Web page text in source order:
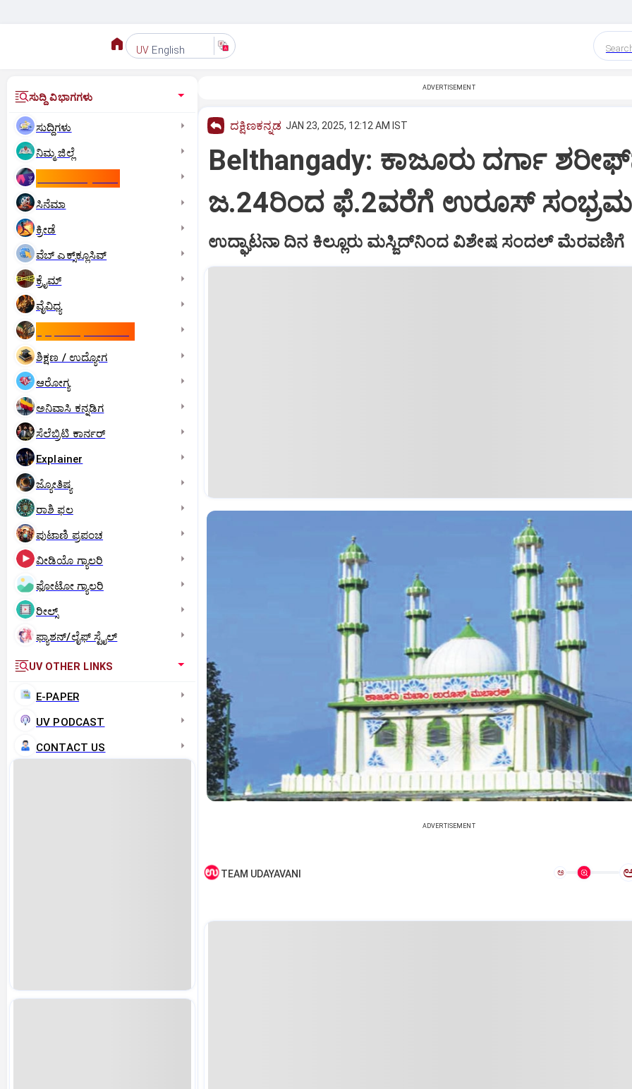
UV English
ಸುದ್ದಿ ವಿಭಾಗಗಳು
ಸುದ್ದಿಗಳು
ನಿಮ್ಮ ಜಿಲ್ಲೆ
ಸಿನೆಮಾ
ಕ್ರೀಡೆ
ವೆಬ್ ಎಕ್ಸ್‌ಕ್ಲೂಸಿವ್
ಕ್ರೈಮ್
ವೈವಿಧ್ಯ
ಶಿಕ್ಷಣ / ಉದ್ಯೋಗ
ಆರೋಗ್ಯ
ಅನಿವಾಸಿ ಕನ್ನಡಿಗ
ಸೆಲೆಬ್ರಿಟಿ ಕಾರ್ನರ್‌
Explainer
ಜ್ಯೋತಿಷ್ಯ
ರಾಶಿ ಫಲ
ಪುಟಾಣಿ ಪ್ರಪಂಚ
ವೀಡಿಯೊ ಗ್ಯಾಲರಿ
ಫೋಟೋ ಗ್ಯಾಲರಿ
ರೀಲ್ಸ್
ಫ್ಯಾಶನ್/ಲೈಫ್‌ ಸ್ಟೈಲ್
UV OTHER LINKS
E-PAPER
UV PODCAST
CONTACT US
ADVERTISEMENT
ದಕ್ಷಿಣಕನ್ನಡ JAN 23, 2025, 12:12 AM IST
Belthangady: ಕಾಜೂರು ದರ್ಗಾ
ಜ.24ರಿಂದ ಫೆ.2ವರೆಗೆ ಉರೂಸ್‌ ಸಂಭ್ರಮ
ಉದ್ಘಾಟನಾ ದಿನ ಕಿಲ್ಲೂರು ಮಸ್ಜಿದ್‌ನಿಂದ ವಿಶೇಷ ಸಂದಲ್‌ ಮೆರವಣಿಗೆ
ADVERTISEMENT
TEAM UDAYAVANI ಅ